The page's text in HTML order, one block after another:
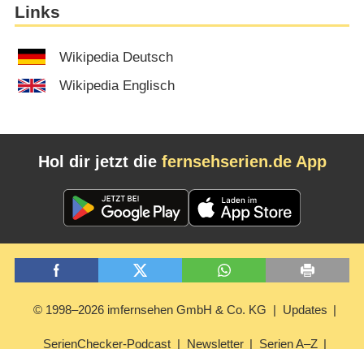
Links
Wikipedia Deutsch
Wikipedia Englisch
Hol dir jetzt die fernsehserien.de App
© 1998–2026 imfernsehen GmbH & Co. KG Updates
SerienChecker-Podcast Newsletter Serien A–Z